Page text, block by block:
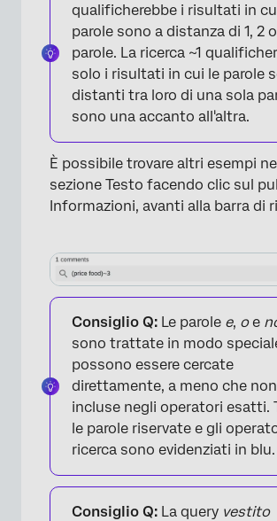
qualificherebbe i risultati in
parole sono a distanza di 1, 2
parole. La ricerca ~1
solo i risultati in cui le parole
distanti tra loro di una sola
sono una accanto all'altra.
È possibile trovare altri esempi
sezione Testo facendo clic sul
Informazioni, avanti alla barra di
Consiglio Q: Le parole e, oe
sono trattate in modo
possono essere cercate
direttamente, a meno che
incluse negli operatori esatti.
le parole riservate e gli
ricerca sono evidenziati in blu.
Consiglio Q: La query vestito